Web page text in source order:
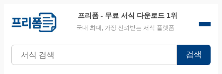
프리폼 - 무료 서식 다운로드 1위
국내 최대, 가장 신뢰받는 서식 플랫폼
검색